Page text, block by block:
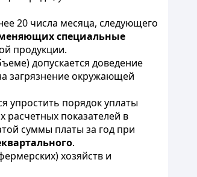
20 числа месяца, следующего
специальные
продукции.
допускается доведение
загрязнение окружающей
упростить порядок уплаты
показателей в
суммы платы за год при
.
хозяйств и